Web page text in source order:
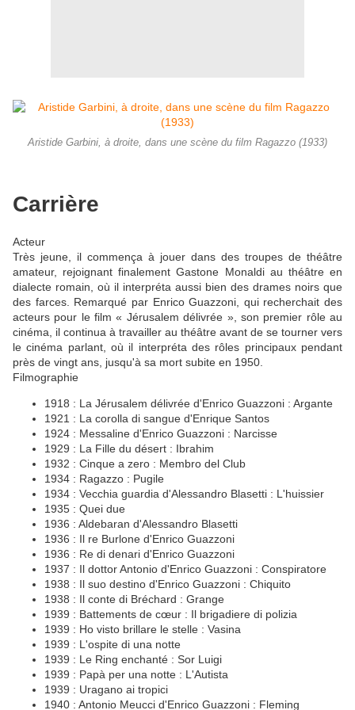
Aristide Garbini, à droite, dans une scène du film Ragazzo (1933)
Carrière
Acteur
Très jeune, il commença à jouer dans des troupes de théâtre
amateur, rejoignant finalement Gastone Monaldi au théâtre en
dialecte romain, où il interpréta aussi bien des drames noirs que
des farces. Remarqué par Enrico Guazzoni, qui recherchait des
acteurs pour le film « Jérusalem délivrée », son premier rôle au
cinéma, il continua à travailler au théâtre avant de se tourner vers
le cinéma parlant, où il interpréta des rôles principaux pendant
près de vingt ans, jusqu'à sa mort subite en 1950.
Filmographie
1918 : La Jérusalem délivrée d'Enrico Guazzoni : Argante
1921 : La corolla di sangue d'Enrique Santos
1924 : Messaline d'Enrico Guazzoni : Narcisse
1929 : La Fille du désert : Ibrahim
1932 : Cinque a zero : Membro del Club
1934 : Ragazzo : Pugile
1934 : Vecchia guardia d'Alessandro Blasetti : L'huissier
1935 : Quei due
1936 : Aldebaran d'Alessandro Blasetti
1936 : Il re Burlone d'Enrico Guazzoni
1936 : Re di denari d'Enrico Guazzoni
1937 : Il dottor Antonio d'Enrico Guazzoni : Conspiratore
1938 : Il suo destino d'Enrico Guazzoni : Chiquito
1938 : Il conte di Bréchard : Grange
1939 : Battements de cœur : Il brigadiere di polizia
1939 : Ho visto brillare le stelle : Vasina
1939 : L'ospite di una notte
1939 : Le Ring enchanté : Sor Luigi
1939 : Papà per una notte : L'Autista
1939 : Uragano ai tropici
1940 : Antonio Meucci d'Enrico Guazzoni : Fleming